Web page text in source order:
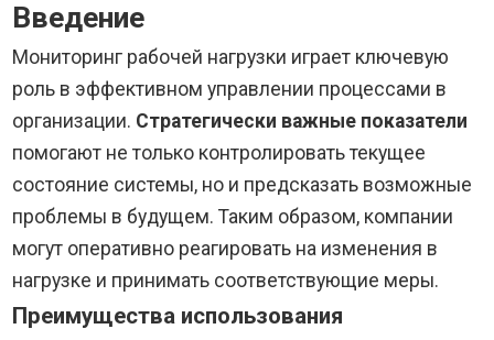
Введение
Мониторинг рабочей нагрузки играет ключевую
роль в эффективном управлении процессами в
организации. Стратегически важные показатели
помогают не только контролировать текущее
состояние системы, но и предсказать возможные
проблемы в будущем. Таким образом, компании
могут оперативно реагировать на изменения в
нагрузке и принимать соответствующие меры.
Преимущества использования